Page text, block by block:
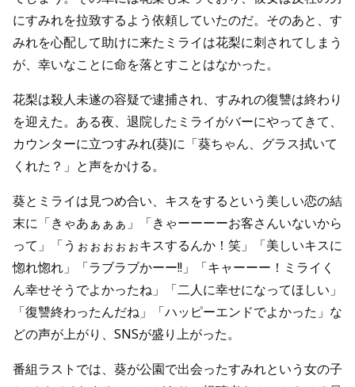
にすみれを拉致するよう依頼していたのだ。そのあと、す
みれを心配して助けに来たミライは花梨に刺されてしまう
が、幸いなことに命を落とすことはなかった。
花梨は殺人未遂の容疑で逮捕され、すみれの復讐は終わり
を迎えた。ある夜、退院したミライがバーにやってきて、
カウンターに立つすみれ(葵)に「葵ちゃん、グラス拭いて
くれた？」と声をかける。
葵とミライは見つめ合い、キスをするという美しい恋の結
末に「きゃあぁぁぁ」「きゃーーーーお客さんいないから
って」「うぉぉぉぉぉキスするんか！笑」「美しいキスに
惚れ惚れ」「ラブラブかーー!!」「キャーーー！ミライく
ん幸せそうでよかったね」「二人に幸せになってほしい」
「復讐終わったんだね」「ハッピーエンドでよかった」な
どの声が上がり、SNSが盛り上がった。
番組ラストでは、葵が公園で出会ったすみれという女の子